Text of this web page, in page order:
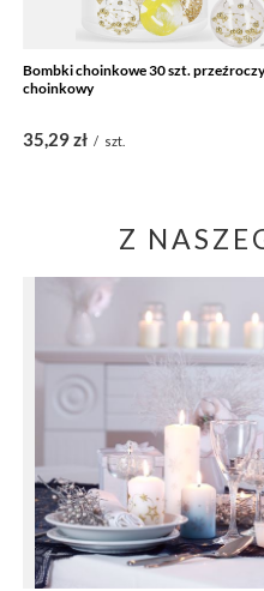
Bombki choinkowe 30 szt.
choinkowy
35,29 zł / szt.
Z